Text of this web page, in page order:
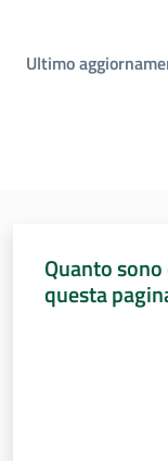
Ultimo
Quanto
questa